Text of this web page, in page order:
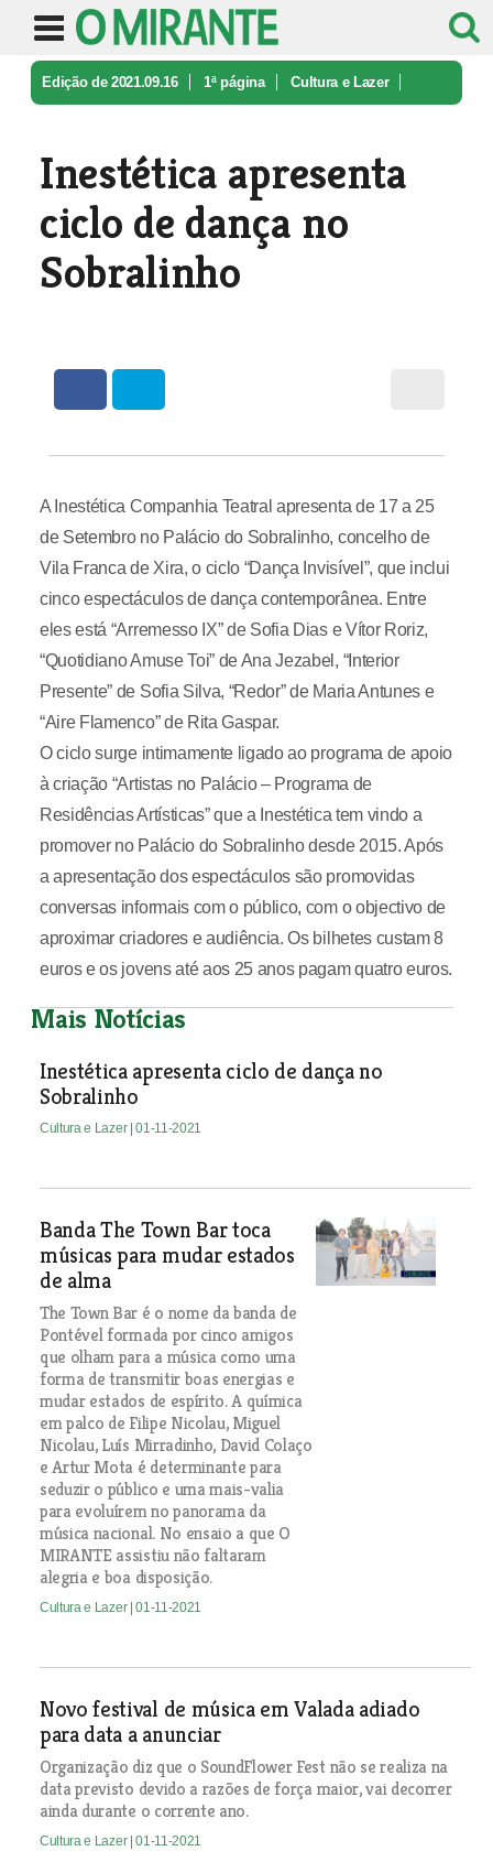
Edição de 2021.09.16 1ª página Cultura e Lazer
Inestética apresenta
ciclo de dança no
Sobralinho
A Inestética Companhia Teatral apresenta de 17 a 25
de Setembro no Palácio do Sobralinho, concelho de
Vila Franca de Xira, o ciclo “Dança Invisível”, que inclui
cinco espectáculos de dança contemporânea. Entre
eles está “Arremesso IX” de Sofia Dias e Vítor Roriz,
“Quotidiano Amuse Toi” de Ana Jezabel, “Interior
Presente” de Sofia Silva, “Redor” de Maria Antunes e
“Aire Flamenco” de Rita Gaspar.
O ciclo surge intimamente ligado ao programa de apoio
à criação “Artistas no Palácio – Programa de
Residências Artísticas” que a Inestética tem vindo a
promover no Palácio do Sobralinho desde 2015. Após
a apresentação dos espectáculos são promovidas
conversas informais com o público, com o objectivo de
aproximar criadores e audiência. Os bilhetes custam 8
euros e os jovens até aos 25 anos pagam quatro euros.
Mais Notícias
Inestética apresenta ciclo de dança no
Sobralinho
Cultura e Lazer | 01-11-2021
Banda The Town Bar toca
músicas para mudar estados
de alma
The Town Bar é o nome da banda de
Pontével formada por cinco amigos
que olham para a música como uma
forma de transmitir boas energias e
mudar estados de espírito. A química
em palco de Filipe Nicolau, Miguel
Nicolau, Luís Mirradinho, David Colaço
e Artur Mota é determinante para
seduzir o público e uma mais-valia
para evoluírem no panorama da
música nacional. No ensaio a que O
MIRANTE assistiu não faltaram
alegria e boa disposição.
Cultura e Lazer | 01-11-2021
Novo festival de música em Valada adiado
para data a anunciar
Organização diz que o SoundFlower Fest não se realiza na
data previsto devido a razões de força maior, vai decorrer
ainda durante o corrente ano.
Cultura e Lazer | 01-11-2021